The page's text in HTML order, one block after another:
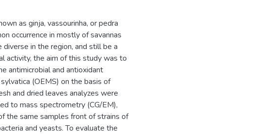
as ginja, vassourinha, or pedra
occurrence in mostly of savannas
in the region, and still be a
activity, the aim of this study was to
antimicrobial and antioxidant
(OEMS) on the basis of
and dried leaves analyzes were
to mass spectrometry (CG/EM),
the same samples front of strains of
and yeasts. To evaluate the